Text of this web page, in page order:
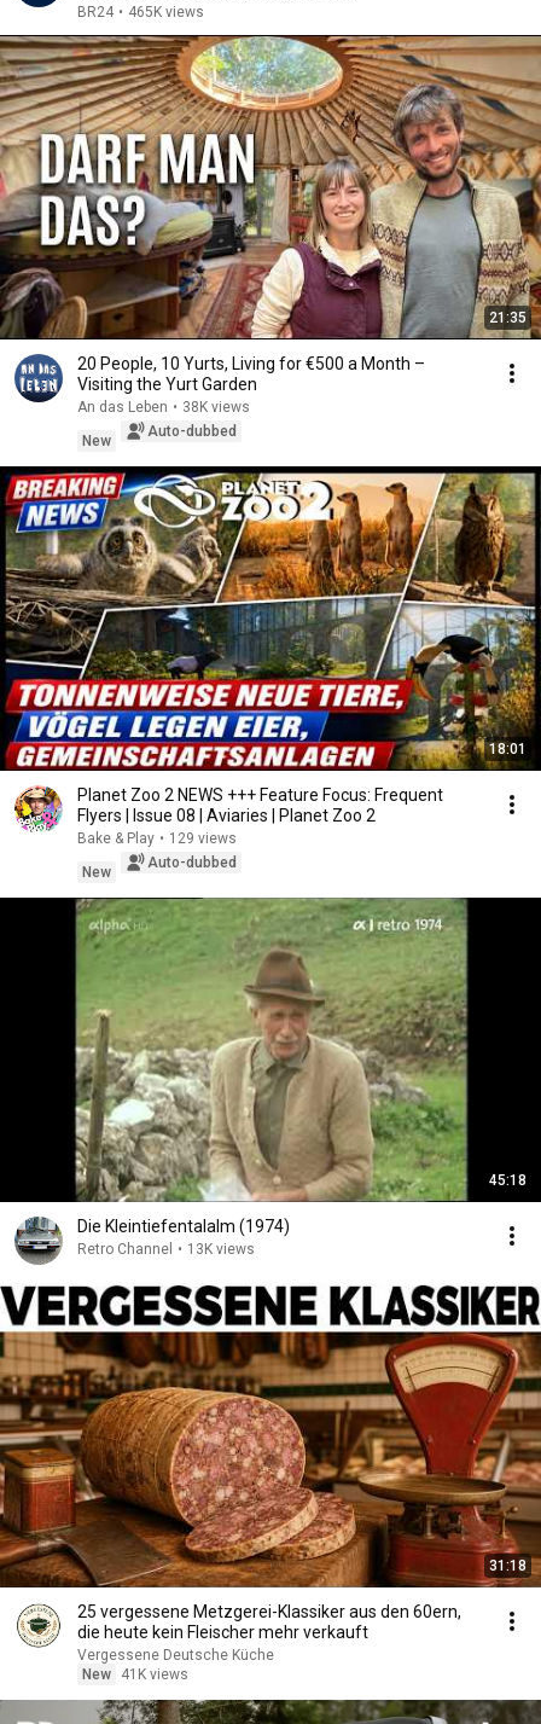
BR24 • 465K views
21:35
20 People, 10 Yurts, Living for €500 a Month –
Visiting the Yurt Garden
An das Leben • 38K views
New
Auto-dubbed
18:01
Planet Zoo 2 NEWS +++ Feature Focus: Frequent
Flyers | Issue 08 | Aviaries | Planet Zoo 2
Bake & Play • 129 views
New
Auto-dubbed
45:18
Die Kleintiefentalalm (1974)
Retro Channel • 13K views
31:18
25 vergessene Metzgerei-Klassiker aus den 60ern,
die heute kein Fleischer mehr verkauft
Vergessene Deutsche Küche
New
41K views